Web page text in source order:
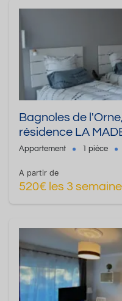
Bagnoles de
résidence LA
Appartement 1 pièce
A partir de
520€ les 3